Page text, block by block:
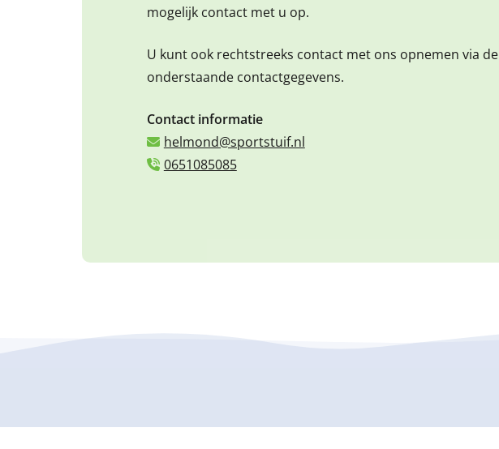
mogelijk contact met u op.
U kunt ook rechtstreeks contact met ons opnemen via de
onderstaande contactgegevens.
Contact informatie
helmond@sportstuif.nl
0651085085